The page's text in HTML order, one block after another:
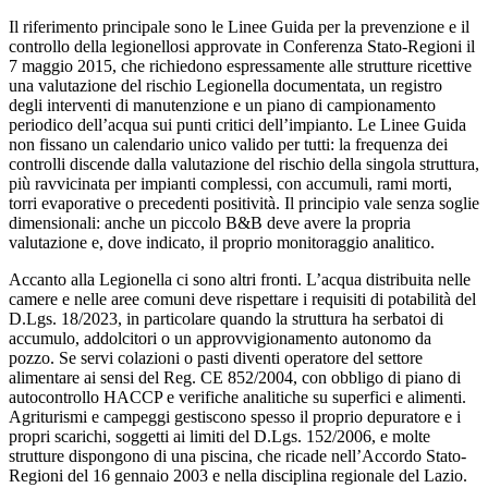
Il riferimento principale sono le Linee Guida per la prevenzione e il
controllo della legionellosi approvate in Conferenza Stato-Regioni il
7 maggio 2015, che richiedono espressamente alle strutture ricettive
una valutazione del rischio Legionella documentata, un registro
degli interventi di manutenzione e un piano di campionamento
periodico dell’acqua sui punti critici dell’impianto. Le Linee Guida
non fissano un calendario unico valido per tutti: la frequenza dei
controlli discende dalla valutazione del rischio della singola struttura,
più ravvicinata per impianti complessi, con accumuli, rami morti,
torri evaporative o precedenti positività. Il principio vale senza soglie
dimensionali: anche un piccolo B&B deve avere la propria
valutazione e, dove indicato, il proprio monitoraggio analitico.
Accanto alla Legionella ci sono altri fronti. L’acqua distribuita nelle
camere e nelle aree comuni deve rispettare i requisiti di potabilità del
D.Lgs. 18/2023, in particolare quando la struttura ha serbatoi di
accumulo, addolcitori o un approvvigionamento autonomo da
pozzo. Se servi colazioni o pasti diventi operatore del settore
alimentare ai sensi del Reg. CE 852/2004, con obbligo di piano di
autocontrollo HACCP e verifiche analitiche su superfici e alimenti.
Agriturismi e campeggi gestiscono spesso il proprio depuratore e i
propri scarichi, soggetti ai limiti del D.Lgs. 152/2006, e molte
strutture dispongono di una piscina, che ricade nell’Accordo Stato-
Regioni del 16 gennaio 2003 e nella disciplina regionale del Lazio.